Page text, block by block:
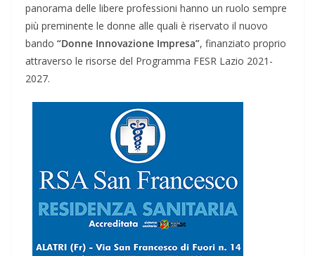
panorama delle libere professioni hanno un ruolo sempre
più preminente le donne alle quali è riservato il nuovo
bando “Donne Innovazione Impresa”, finanziato proprio
attraverso le risorse del Programma FESR Lazio 2021-
2027.